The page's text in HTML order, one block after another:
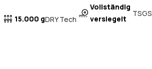
15.000 gDRY Tech
Vollständig
versiegelt
TSGS